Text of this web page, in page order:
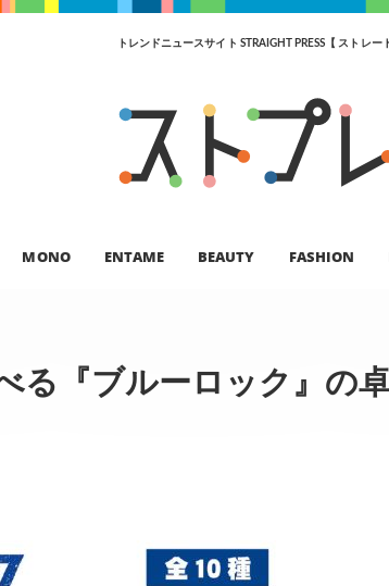
トレンドニュースサイト STRAIGHT PRESS【 ストレー
MONO ENTAME BEAUTY FASHION
る『ブルーロック』の